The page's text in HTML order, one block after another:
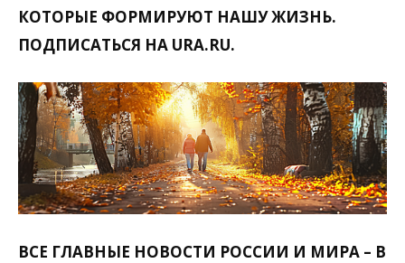
КОТОРЫЕ ФОРМИРУЮТ НАШУ ЖИЗНЬ.
ПОДПИСАТЬСЯ НА URA.RU.
ВСЕ ГЛАВНЫЕ НОВОСТИ РОССИИ И МИРА – В